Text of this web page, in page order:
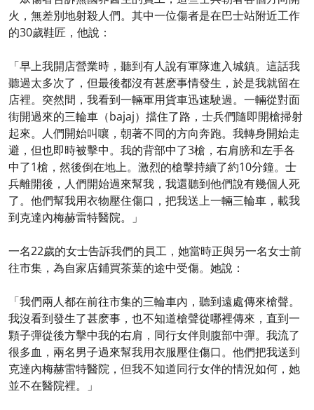
火，無差別地射殺人們。其中一位傷者是在巴士站附近工作
的30歲鞋匠，他說：
「早上我開店營業時，聽到有人說有軍隊進入城鎮。這話我
聽過太多次了，但最後都沒有甚麽事情發生，於是我就留在
店裡。突然間，我看到一輛軍用貨車迅速駛過。一輛從對面
街開過來的三輪車（bajaj）擋住了路，士兵們隨即開槍掃射
起來。人們開始叫嚷，朝著不同的方向奔跑。我轉身開始走
避，但也即時被擊中。我的背部中了3槍，右肩膀和左手各
中了1槍，然後倒在地上。激烈的槍擊持續了約10分鐘。士
兵離開後，人們開始過來幫我，我還聽到他們說有幾個人死
了。他們幫我用衣物壓住傷口，把我送上一輛三輪車，載我
到克達內梅赫雷特醫院。」
一名22歲的女士告訴我們的員工，她當時正與另一名女士前
往市集，為自家店鋪買茶葉的途中受傷。她說：
「我們兩人都在前往市集的三輪車內，聽到遠處傳來槍聲。
我沒看到發生了甚麽事，也不知道槍聲從哪裡傳來，直到一
顆子彈從後方擊中我的右肩，同行女伴則腹部中彈。我流了
很多血，兩名男子過來幫我用衣服壓住傷口。他們把我送到
克達內梅赫雷特醫院，但我不知道同行女伴的情況如何，她
並不在醫院裡。」